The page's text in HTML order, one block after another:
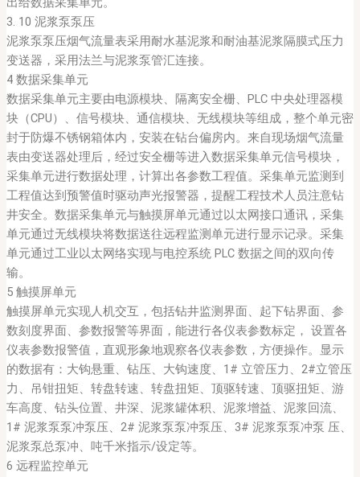
3. 10 泥浆泵泵压
泥浆泵泵压烟气流量表采用耐水基泥浆和耐油基泥浆隔膜式压力
变送器，采用法兰与泥浆泵管汇连接。
4 数据采集单元
数据采集单元主要由电源模块、隔离安全栅、PLC 中央处理器模
块（CPU）、信号模块、通信模块、无线模块等组成，整个单元密
封于防爆不锈钢箱体内，安装在钻台偏房内。来自现场烟气流量
表由变送器处理后，经过安全栅等进入数据采集单元信号模块，
采集单元进行数据处理，计算出各参数工程值。采集单元监测到
工程值达到预警值时驱动声光报警器，提醒工程技术人员注意钻
井安全。数据采集单元与触摸屏单元通过以太网接口通讯，采集
单元通过无线模块将数据送往远程监测单元进行显示记录。采集
单元通过工业以太网络实现与电控系统 PLC 数据之间的双向传
输。
5 触摸屏单元
触摸屏单元实现人机交互，包括钻井监测界面、起下钻界面、参
数刻度界面、参数报警等界面，能进行各仪表参数标定， 设置各
仪表参数报警值，直观形象地观察各仪表参数，方便操作。显示
的数据有：大钩悬重、钻压、大钩速度、1# 立管压力、2#立管压
力、吊钳扭矩、转盘转速、转盘扭矩、顶驱转速、顶驱扭矩、游
车高度、钻头位置、井深、泥浆罐体积、泥浆增益、泥浆回流、
1# 泥浆泵泵冲泵压、2# 泥浆泵泵冲泵压、3# 泥浆泵泵冲泵 压、
泥浆泵总泵冲、吨千米指示/设定等。
6 远程监控单元